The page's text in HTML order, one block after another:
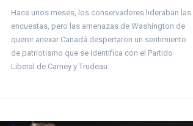
Hace unos meses, los conservadores lideraban las
encuestas, pero las amenazas de Washington de
querer anexar Canadá despertaron un sentimiento
de patriotismo que se identifica con el Partido
Liberal de Carney y Trudeau.